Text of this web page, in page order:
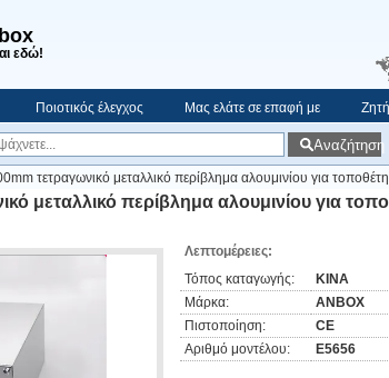
εδώ!
Ποιοτικός έλεγχος Μας ελάτε σε επαφή με
Αναζήτηση
τετραγωνικό μεταλλικό περίβλημα αλουμινίου για
μεταλλικό περίβλημα αλουμινίου για
Λεπτομέρειες:
Τόπος καταγωγής:
ΚΙΝΑ
Μάρκα:
ANBOX
Πιστοποίηση:
CE
Αριθμό μοντέλου:
Ε5656